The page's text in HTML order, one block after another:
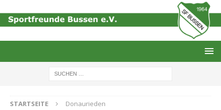
STARTSEITE Donaurieden